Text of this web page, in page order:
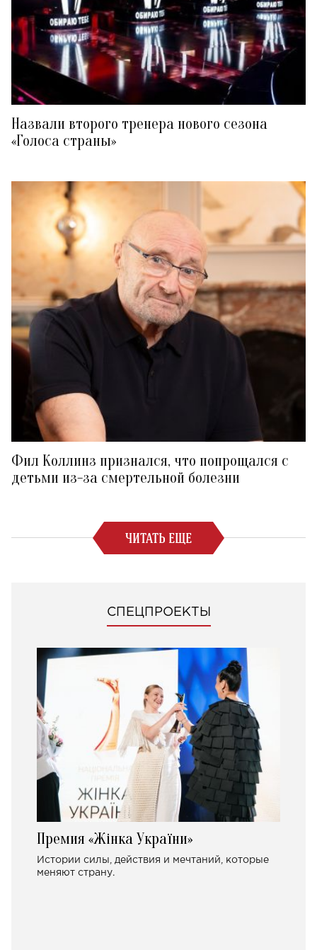
Назвали второго тренера нового сезона
«Голоса страны»
Фил Коллинз признался, что попрощался с
детьми из-за смертельной болезни
ЧИТАТЬ ЕЩЕ
СПЕЦПРОЕКТЫ
Премия «Жінка України»
Истории силы, действия и мечтаний, которые
меняют страну.